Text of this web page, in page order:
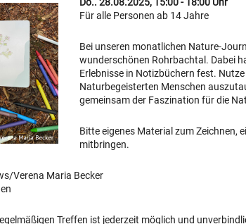
Für alle Personen ab 14 Jahre
Bei unseren monatlichen Nature-
wunderschönen Rohrbachtal. Dabei
Erlebnisse in Notizbüchern fest.
Naturbegeisterten Menschen
gemeinsam der Faszination für die
Bitte eigenes Material zum Zeichnen,
mitbringen.
Verena Maria Becker
Treffen ist jederzeit möglich und